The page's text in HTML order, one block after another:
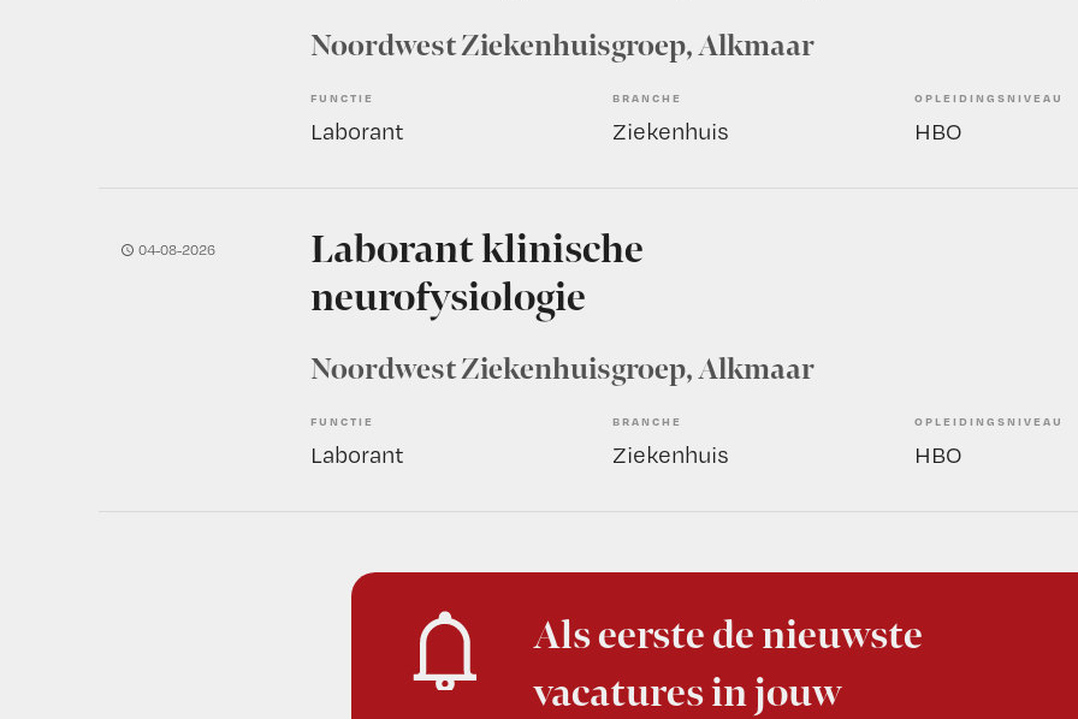
Noordwest Ziekenhuisgroep, Alkmaar
FUNCTIE
Laborant
BRANCHE
Ziekenhuis
OPLEIDINGSNIVEAU
HBO
04-08-2026
Laborant klinische
neurofysiologie
Noordwest Ziekenhuisgroep, Alkmaar
FUNCTIE
Laborant
BRANCHE
Ziekenhuis
OPLEIDINGSNIVEAU
HBO
Als eerste de nieuwste
vacatures in jouw